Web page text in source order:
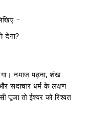
−
देगा?
नमाज पढ़ना, शंख
सदाचार धर्म के लक्षण
पूजा तो ईश्वर को रिश्वत